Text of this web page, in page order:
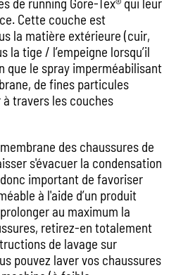
Cette couche est
la matière extérieure (cuir,
la tige / l’empeigne lorsqu’il
que le spray imperméabilisant
de fines particules
travers les couches
des chaussures de
s'évacuer la condensation
important de favoriser
à l'aide d’un produit
au maximum la
retirez-en totalement
de lavage sur
pouvez laver vos chaussures